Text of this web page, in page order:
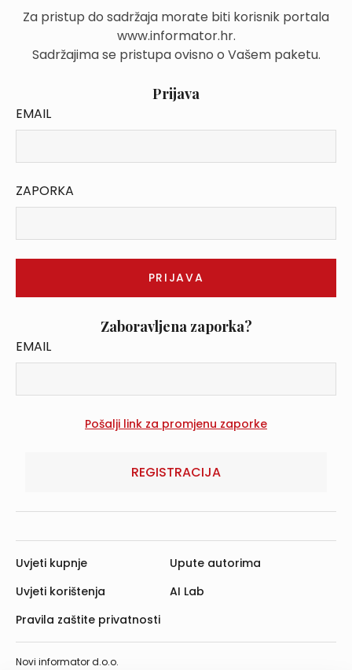
Za pristup do sadržaja morate biti korisnik portala
www.informator.hr.
Sadržajima se pristupa ovisno o Vašem paketu.
Prijava
EMAIL
ZAPORKA
Zaboravljena zaporka?
EMAIL
REGISTRACIJA
Novi informator d.o.o.
Uvjeti kupnje
Uvjeti korištenja
Pravila zaštite privatnosti
Upute autorima
AI Lab